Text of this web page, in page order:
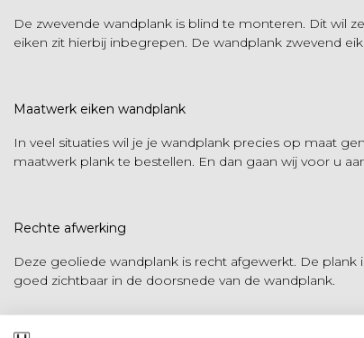
De zwevende wandplank is blind te monteren. Dit wil
eiken zit hierbij inbegrepen. De wandplank zwevend
Maatwerk eiken wandplank
In veel situaties wil je je wandplank precies op maat
maatwerk plank te bestellen. En dan gaan wij voor u
Rechte afwerking
Deze geoliede wandplank is recht afgewerkt. De
goed zichtbaar in de doorsnede van de wandplank.